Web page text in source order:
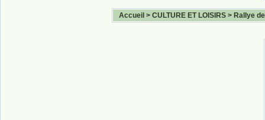
Accueil > CULTURE ET LOISIRS > Rallye